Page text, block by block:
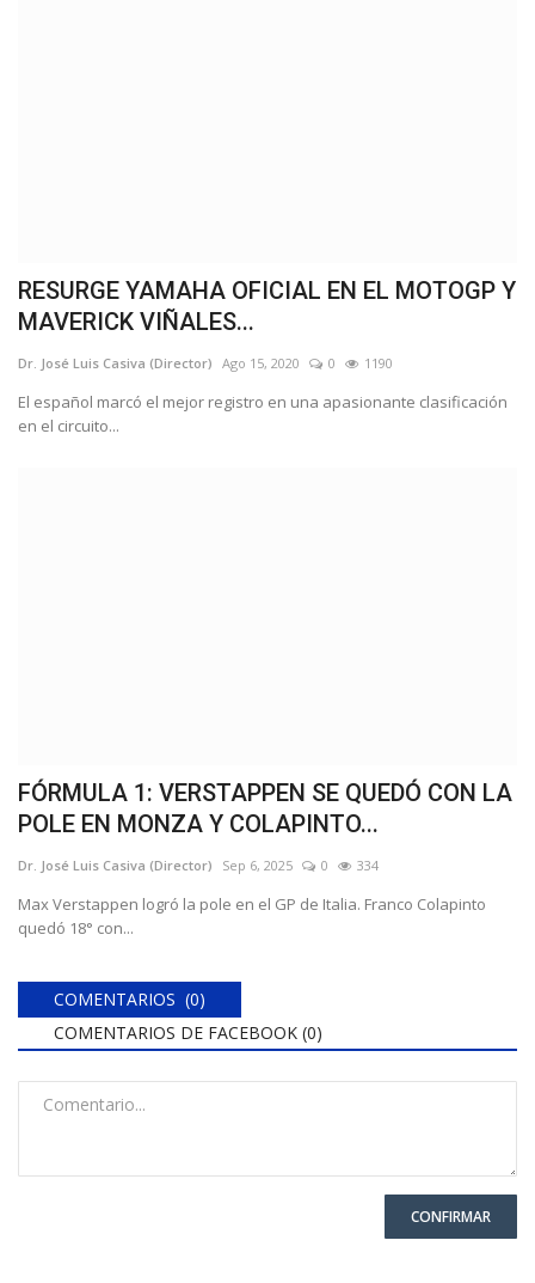
RESURGE YAMAHA OFICIAL EN EL MOTOGP Y
MAVERICK VIÑALES...
Dr. José Luis Casiva (Director) Ago 15, 2020 0 1190
El español marcó el mejor registro en una apasionante clasificación
en el circuito...
FÓRMULA 1: VERSTAPPEN SE QUEDÓ CON LA
POLE EN MONZA Y COLAPINTO...
Dr. José Luis Casiva (Director) Sep 6, 2025 0 334
Max Verstappen logró la pole en el GP de Italia. Franco Colapinto
quedó 18° con...
COMENTARIOS (0)
COMENTARIOS DE FACEBOOK (0)
CONFIRMAR